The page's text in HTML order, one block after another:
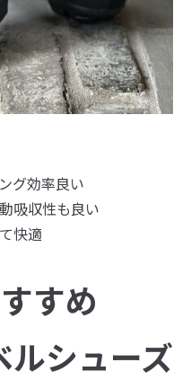
グ効率良い
吸収性も良い
快適
すめ
シューズ